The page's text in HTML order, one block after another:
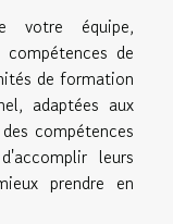
votre équipe,
de
de formation
adaptées aux
compétences
leurs
prendre en